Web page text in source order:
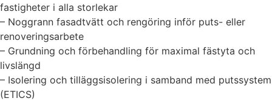
fastigheter i alla storlekar
– Noggrann fasadtvätt och rengöring inför puts- eller
renoveringsarbete
– Grundning och förbehandling för maximal fästyta och
livslängd
– Isolering och tilläggsisolering i samband med putssystem
(ETICS)